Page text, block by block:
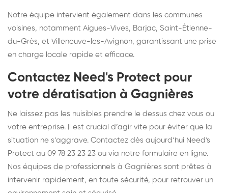
Notre équipe intervient également dans les communes
voisines, notamment Aigues-Vives, Barjac, Saint-Étienne-
du-Grès, et Villeneuve-les-Avignon, garantissant une prise
en charge locale rapide et efficace.
Contactez Need's Protect pour
votre dératisation à Gagnières
Ne laissez pas les nuisibles prendre le dessus chez vous ou
votre entreprise. Il est crucial d’agir vite pour éviter que la
situation ne s’aggrave. Contactez dès aujourd’hui Need's
Protect au 09 78 23 23 23 ou via notre formulaire en ligne.
Nos équipes de professionnels à Gagnières sont prêtes à
intervenir rapidement, en toute sécurité, pour retrouver un